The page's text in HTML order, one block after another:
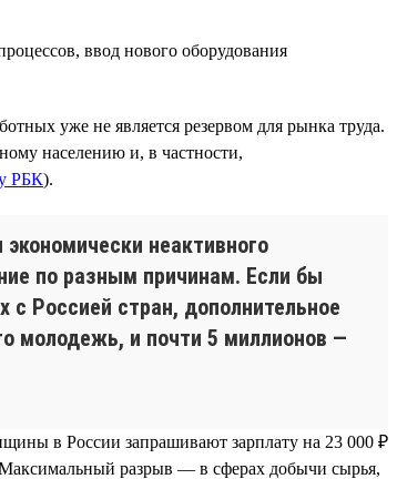
ввод нового оборудования
уже не является резервом для рынка труда.
населению и, в частности,
РБК).
неактивного
по разным причинам. Если бы
с Россией стран, дополнительное
молодежь, и почти 5 миллионов —
в России запрашивают зарплату на 23 000 ₽
разрыв — в сферах добычи сырья,